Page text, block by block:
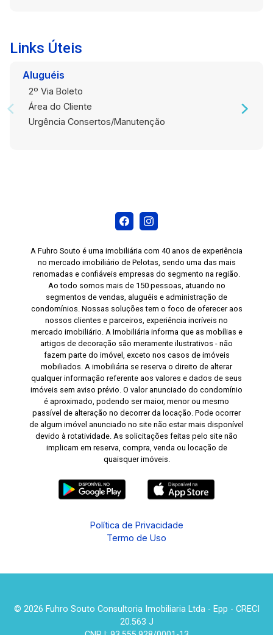
Links Úteis
Aluguéis
2º Via Boleto
Área do Cliente
Urgência Consertos/Manutenção
A Fuhro Souto é uma imobiliária com 40 anos de experiência
no mercado imobiliário de Pelotas, sendo uma das mais
renomadas e confiáveis empresas do segmento na região.
Ao todo somos mais de 150 pessoas, atuando no
segmentos de vendas, aluguéis e administração de
condomínios. Nossas soluções tem o foco de oferecer aos
nossos clientes e parceiros, experiência incríveis no
mercado imobiliário. A Imobiliária informa que as mobílias e
artigos de decoração são meramente ilustrativos - não
fazem parte do imóvel, exceto nos casos de imóveis
mobiliados. A imobiliária se reserva o direito de alterar
qualquer informação referente aos valores e dados de seus
imóveis sem aviso prévio. O valor anunciado do condomínio
é aproximado, podendo ser maior, menor ou mesmo
passível de alteração no decorrer da locação. Pode ocorrer
de algum imóvel anunciado no site não estar mais disponível
devido à rotatividade. As solicitações feitas pelo site não
implicam em reserva, compra, venda ou locação de
quaisquer imóveis.
Política de Privacidade
Termo de Uso
© 2026 Fuhro Souto Consultoria Imobiliaria Ltda - Epp - CRECI
20.563 J